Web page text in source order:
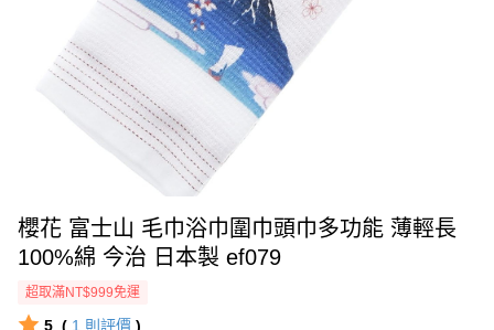
櫻花 富士山 毛巾浴巾圍巾頭巾多功能 薄輕長
100%綿 今治 日本製 ef079
超取滿NT$999免運
5 ( 1 則評價 )